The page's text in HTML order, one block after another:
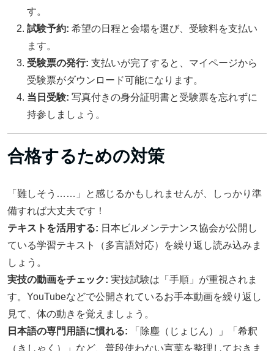
す。
試験予約: 希望の日程と会場を選び、受験料を支払い
ます。
受験票の発行: 支払いが完了すると、マイページから
受験票がダウンロード可能になります。
当日受験: 写真付きの身分証明書と受験票を忘れずに
持参しましょう。
合格するための対策
「難しそう……」と感じるかもしれませんが、しっかり準
備すれば大丈夫です！
テキストを活用する: 日本ビルメンテナンス協会が公開し
ている学習テキスト（多言語対応）を繰り返し読み込みま
しょう。
実技の動画をチェック: 実技試験は「手順」が重視されま
す。YouTubeなどで公開されているお手本動画を繰り返し
見て、体の動きを覚えましょう。
日本語の専門用語に慣れる: 「除塵（じょじん）」「希釈
（きしゃく）」など、普段使わない言葉を整理しておきま